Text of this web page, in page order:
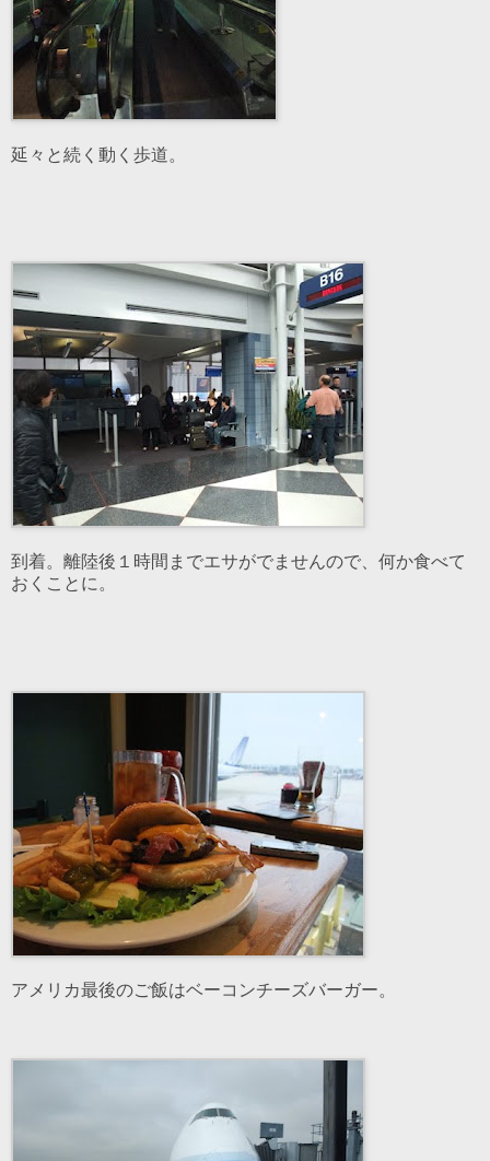
延々と続く動く歩道。
到着。離陸後１時間までエサがでませんので、何か食べて
おくことに。
アメリカ最後のご飯はベーコンチーズバーガー。